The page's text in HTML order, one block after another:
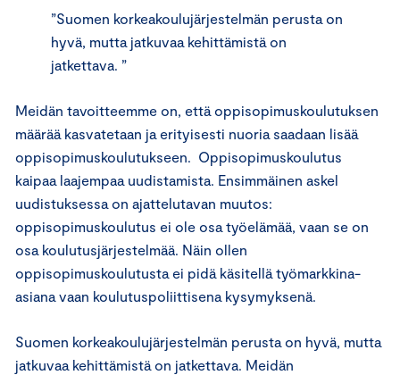
”Suomen korkeakoulujärjestelmän perusta on
hyvä, mutta jatkuvaa kehittämistä on
jatkettava. ”
Meidän tavoitteemme on, että oppisopimuskoulutuksen
määrää kasvatetaan ja erityisesti nuoria saadaan lisää
oppisopimuskoulutukseen. Oppisopimuskoulutus
kaipaa laajempaa uudistamista. Ensimmäinen askel
uudistuksessa on ajattelutavan muutos:
oppisopimuskoulutus ei ole osa työelämää, vaan se on
osa koulutusjärjestelmää. Näin ollen
oppisopimuskoulutusta ei pidä käsitellä työmarkkina-
asiana vaan koulutuspoliittisena kysymyksenä.
Suomen korkeakoulujärjestelmän perusta on hyvä, mutta
jatkuvaa kehittämistä on jatkettava. Meidän